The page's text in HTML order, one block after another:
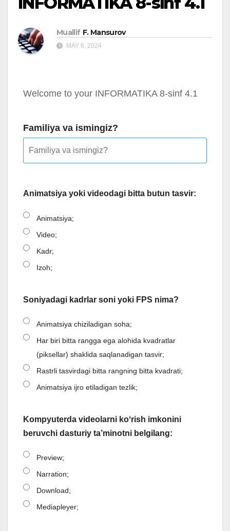
Muallif F. Mansurov
MAY 6, 2024
Welcome to your INFORMATIKA 8-sinf 4.1
Familiya va ismingiz?
Animatsiya yoki videodagi bitta butun tasvir:
Animatsiya;
Video;
Kadr;
Izoh;
Soniyadagi kadrlar soni yoki FPS nima?
Animatsiya chiziladigan soha;
Har biri bitta rangga ega alohida kvadratlar
(piksellar) shaklida saqlanadigan tasvir;
Rastrli tasvirdagi bitta rangning bitta kvadrati;
Animatsiya ijro etiladigan tezlik;
Kompyuterda videolarni koʻrish imkonini
beruvchi dasturiy ta’minotni belgilang:
Preview;
Narration;
Download;
Mediapleyer;